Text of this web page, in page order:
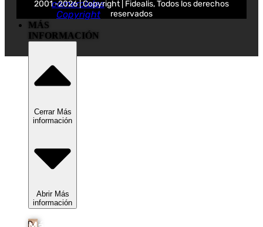
comerciales
Copyright
MÁS
INFORMACIÓN
Cerrar Más
información
Abrir Más
información
2001 -2026 | Copyright | Fidealis, Todos los derechos
reservados